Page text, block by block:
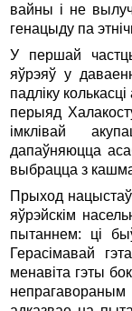
вайны і не
генацыду па
У першай
яўрэяў у
падліку
перыяд
імклівай
дапаўняюцца
выбрацца з
Прыход нацыстаў
яўрэйскім
пытаннем: ці
Герасімавай
менавіта гэты